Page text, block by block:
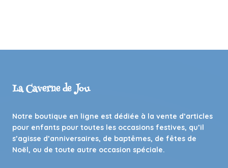
La Caverne de Jou
Notre boutique en ligne est dédiée à la vente d’articles
pour enfants pour toutes les occasions festives, qu’il
s’agisse d’anniversaires, de baptêmes, de fêtes de
Noël, ou de toute autre occasion spéciale.